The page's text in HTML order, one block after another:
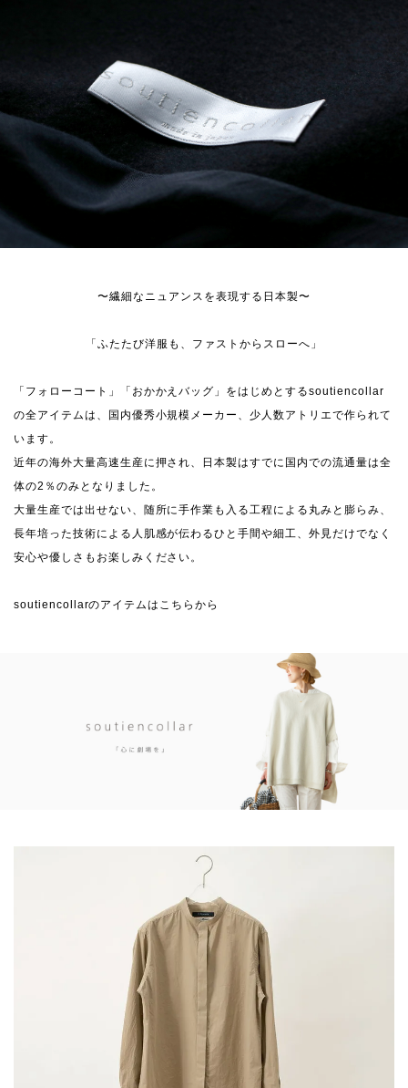
〜繊細なニュアンスを表現する日本製〜
「ふたたび洋服も、ファストからスローへ」
「フォローコート」「おかかえバッグ」をはじめとするsoutiencollar
の全アイテムは、国内優秀小規模メーカー、少人数アトリエで作られて
います。
近年の海外大量高速生産に押され、日本製はすでに国内での流通量は全
体の2％のみとなりました。
大量生産では出せない、随所に手作業も入る工程による丸みと膨らみ、
長年培った技術による人肌感が伝わるひと手間や細工、外見だけでなく
安心や優しさもお楽しみください。
soutiencollarのアイテムはこちらから